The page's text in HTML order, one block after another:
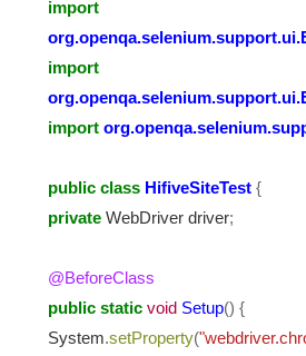
import
import
import
public class HifiveSiteTest {
private WebDriver driver;
@BeforeClass
public static void Setup() {
System.setProperty(